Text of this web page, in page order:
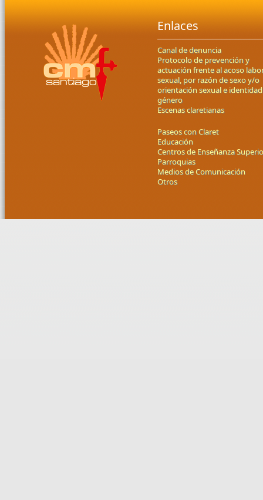
Enlaces
Canal de denuncia
Protocolo de prevención y
actuación frente al acoso
sexual, por razón de sexo y/o
orientación sexual e
género
Escenas claretianas
Paseos con Claret
Educación
Centros de Enseñanza
Parroquias
Medios de Comunicación
Otros